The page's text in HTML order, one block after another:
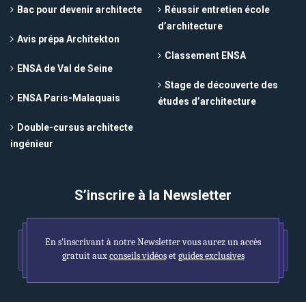
Bac pour devenir architecte
Avis prépa Architekton
ENSA de Val de Seine
ENSA Paris-Malaquais
Double-cursus architecte
ingénieur
Réussir entretien école
d’architecture
Classement ENSA
Stage de découverte des
études d’architecture
S’inscrire à la Newsletter
En s'inscrivant à notre Newsletter vous aurez un accès
gratuit auxconseils vidéosetguides exclusives